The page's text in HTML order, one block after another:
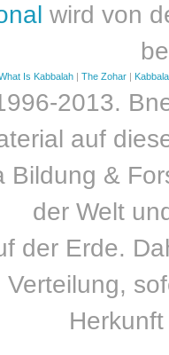
wird von
Is Kabbalah |The Zohar
2013.
auf
Bildung &
der Welt
der Erde.